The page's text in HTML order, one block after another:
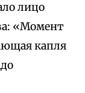
лицо
«Момент
капля